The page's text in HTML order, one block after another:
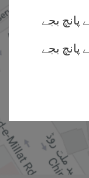
پانچ بجے
پانچ بجے